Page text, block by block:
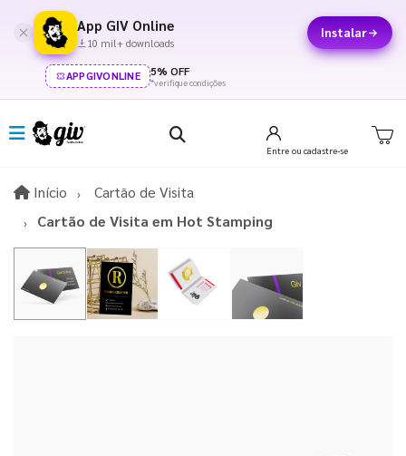
App GIV Online
10 mil+ downloads
Instalar
APPGIVONLINE 5% OFF
*verifique condições
Entre ou cadastre-se
Início InícioCartão de Visita
Cartão de Visita em Hot Stamping